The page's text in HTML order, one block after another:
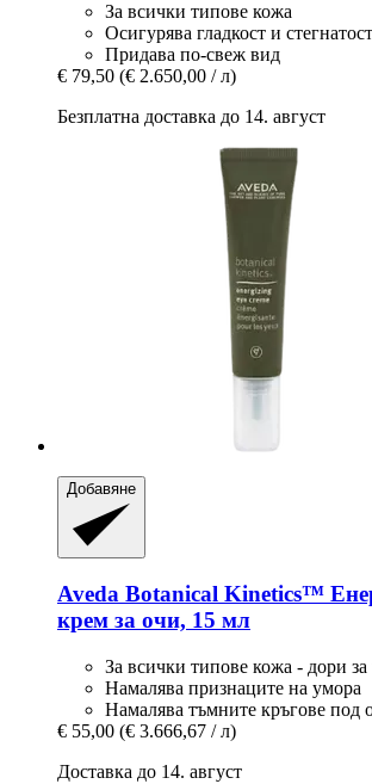
За всички типове кожа
Осигурява гладкост и стегнатост
Придава по-свеж вид
€ 79,50 (€ 2.650,00 / л)
Безплатна доставка до 14. август
Добавяне
Aveda Botanical Kinetics™
крем за очи, 15 мл
За всички типове кожа - дори за
Намалява признаците на умора
Намалява тъмните кръгове под
€ 55,00 (€ 3.666,67 / л)
Доставка до 14. август